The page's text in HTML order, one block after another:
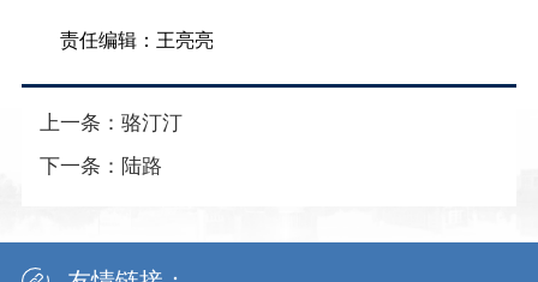
责任编辑：王亮亮
上一条： 骆汀汀
下一条： 陆路